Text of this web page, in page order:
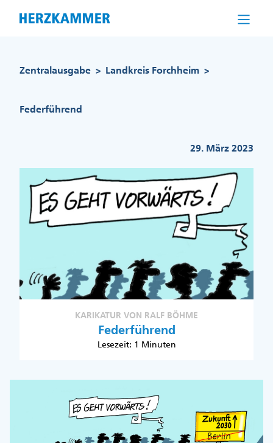
Zentralausgabe > Landkreis Forchheim >
Federführend
29. März 2023
KARIKATUR VON RALF BÖHME
Federführend
Lesezeit: 1 Minuten